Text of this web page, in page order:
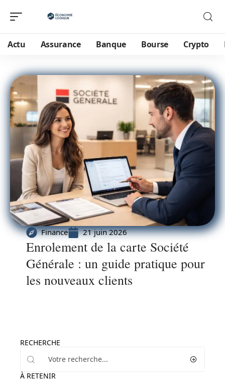
Actu Assurance Banque Bourse Crypto
Finance 21 juin 2026
Enrolement de la carte Société
Générale : un guide pratique pour
les nouveaux clients
RECHERCHE
À RETENIR